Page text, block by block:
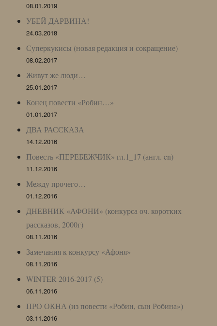
08.01.2019
УБЕЙ ДАРВИНА!
24.03.2018
Суперкукисы (новая редакция и сокращение)
08.02.2017
Живут же люди…
25.01.2017
Конец повести «Робин…»
01.01.2017
ДВА РАССКАЗА
14.12.2016
Повесть «ПЕРЕБЕЖЧИК» гл.1_17 (англ. en)
11.12.2016
Между прочего…
01.12.2016
ДНЕВНИК «АФОНИ» (конкурса оч. коротких
рассказов, 2000г)
08.11.2016
Замечания к конкурсу «Афоня»
08.11.2016
WINTER 2016-2017 (5)
06.11.2016
ПРО ОКНА (из повести «Робин, сын Робина»)
03.11.2016